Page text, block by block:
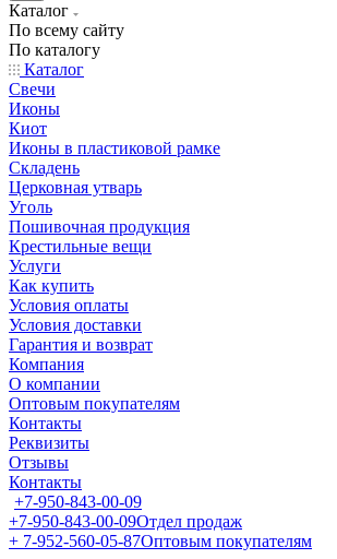
Каталог
По всему сайту
По каталогу
Каталог
Свечи
Иконы
Киот
Иконы в пластиковой рамке
Складень
Церковная утварь
Уголь
Пошивочная продукция
Крестильные вещи
Услуги
Как купить
Условия оплаты
Условия доставки
Гарантия и возврат
Компания
О компании
Оптовым покупателям
Контакты
Реквизиты
Отзывы
Контакты
+7-950-843-00-09
+7-950-843-00-09Отдел продаж
+ 7-952-560-05-87Оптовым покупателям